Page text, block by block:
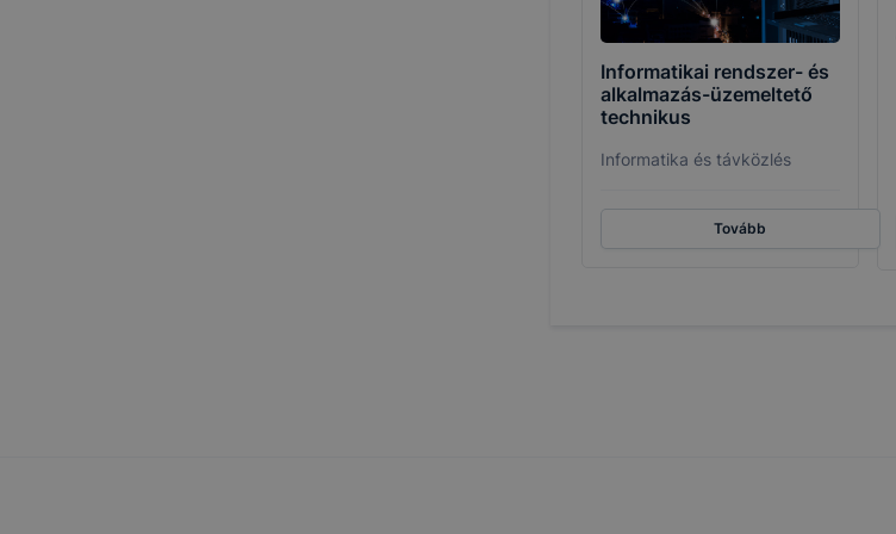
Informatikai rendszer- és
alkalmazás-üzemeltető
technikus
Informatika és távközlés
Tovább